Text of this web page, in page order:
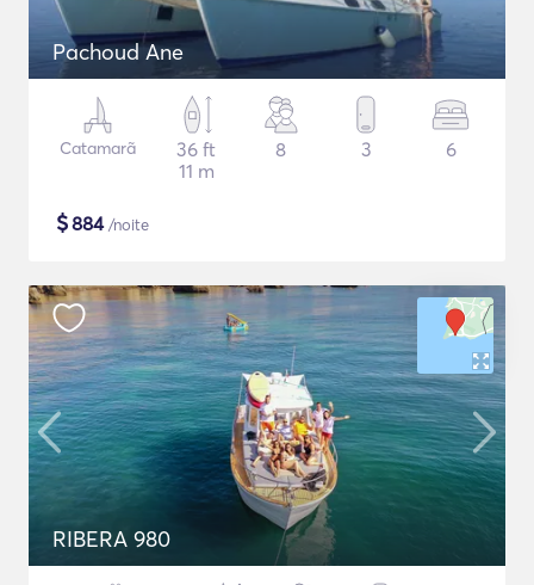
Pachoud Ane
Catamarã
36 ft
11 m
8 3 6
$884/noite
RIBERA 980